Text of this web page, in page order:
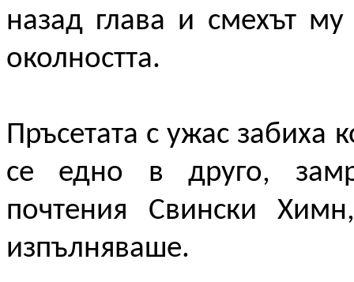
назад глава и смехът
околността.
Пръсетата с ужас забиха
се едно в друго,
почтения Свински
изпълняваше.